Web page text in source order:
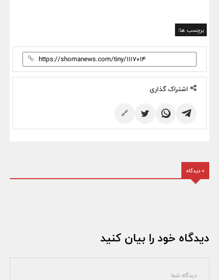
برچسب ها:
اشتراک گذاری
🔗
0 دیدگاه
دیدگاه خود را بیان کنید